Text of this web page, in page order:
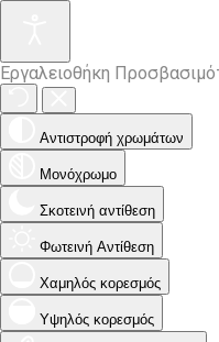
Εργαλειοθήκη
Αντιστροφή χρωμάτων
Μονόχρωμο
Σκοτεινή αντίθεση
Φωτεινή Αντίθεση
Χαμηλός κορεσμός
Υψηλός κορεσμός